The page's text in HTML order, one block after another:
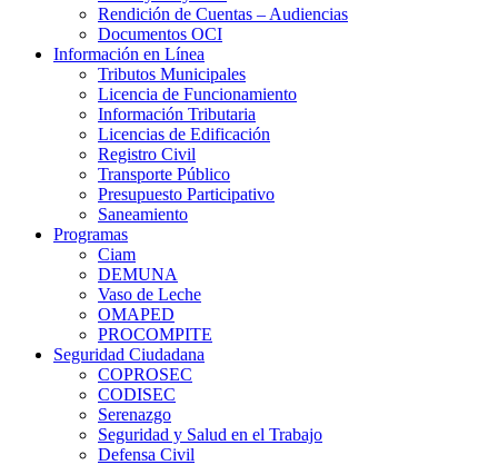
Rendición de Cuentas – Audiencias
Documentos OCI
Información en Línea
Tributos Municipales
Licencia de Funcionamiento
Información Tributaria
Licencias de Edificación
Registro Civil
Transporte Público
Presupuesto Participativo
Saneamiento
Programas
Ciam
DEMUNA
Vaso de Leche
OMAPED
PROCOMPITE
Seguridad Ciudadana
COPROSEC
CODISEC
Serenazgo
Seguridad y Salud en el Trabajo
Defensa Civil